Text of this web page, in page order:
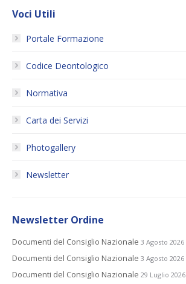
Voci Utili
Portale Formazione
Codice Deontologico
Normativa
Carta dei Servizi
Photogallery
Newsletter
Newsletter Ordine
Documenti del Consiglio Nazionale 3 Agosto 2026
Documenti del Consiglio Nazionale 3 Agosto 2026
Documenti del Consiglio Nazionale 29 Luglio 2026